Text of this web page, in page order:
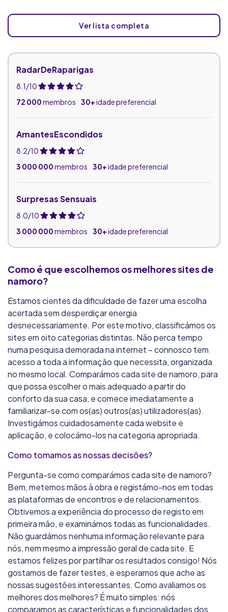
Ver lista completa
RadarDeRaparigas
8.1/10
72 000membros 30+idade preferencial
AmantesEscondidos
8.2/10
3 000 000membros 30+idade preferencial
Surpresas Sensuais
8.0/10
3 000 000membros 30+idade preferencial
Raparigas Locais
8.0/10
membros 30+ idade preferencial
Victoria Milan
244 000membros 23+idade preferencial
Flirt.com
8.6/10
9 000 000membros 21+idade preferencial
Meu Contacto Secreto
8.0/10
2 000 000membros 30+idade preferencial
cDate
8.2/10
170 000membros 23+idade preferencial
Ashley Madison
8.8/10
Como é que escolhemos os melhores sites de
namoro?
Estamos cientes da dificuldade de fazer uma escolha
acertada sem desperdiçar energia
desnecessariamente. Por este motivo, classificámos os
sites em oito categorias distintas. Não perca tempo
numa pesquisa demorada na internet – connosco tem
acesso a toda a informação que necessita, organizada
no mesmo local. Comparámos cada site de namoro, para
que possa escolher o mais adequado a partir do
conforto da sua casa, e comece imediatamente a
familiarizar-se com os(as) outros(as) utilizadores(as).
Investigámos cuidadosamente cada website e
aplicação, e colocámo-los na categoria apropriada.
Como tomamos as nossas decisões?
Pergunta-se como comparámos cada site de namoro?
Bem, metemos mãos à obra e registámo-nos em todas
as plataformas de encontros e de relacionamentos.
Obtivemos a experiência do processo de registo em
primeira mão, e examinámos todas as funcionalidades.
Não guardámos nenhuma informação relevante para
nós, nem mesmo a impressão geral de cada site. E
estamos felizes por partilhar os resultados consigo! Nós
gostamos de fazer testes, e esperamos que ache as
nossas sugestões interessantes. Como avaliamos os
melhores dos melhores? É muito simples: nós
comparamos as características e funcionalidades dos